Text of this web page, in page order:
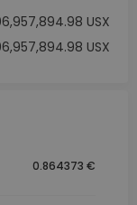
USX
USX
0.864373 €